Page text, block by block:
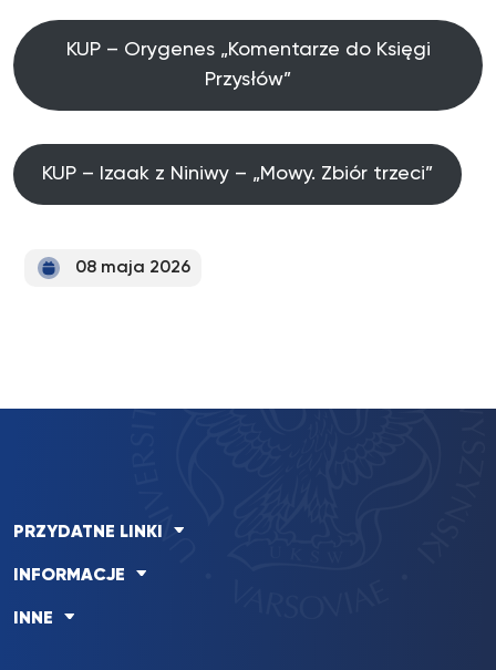
KUP – Orygenes „Komentarze do Księgi
Przysłów”
KUP – Izaak z Niniwy – „Mowy. Zbiór trzeci”
08 maja 2026
PRZYDATNE LINKI
INFORMACJE
INNE